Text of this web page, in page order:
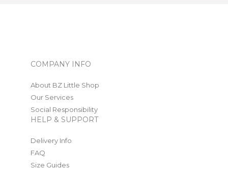
COMPANY INFO
About BZ Little Shop
Our Services
Social Responsibility
HELP & SUPPORT
Delivery Info
FAQ
Size Guides